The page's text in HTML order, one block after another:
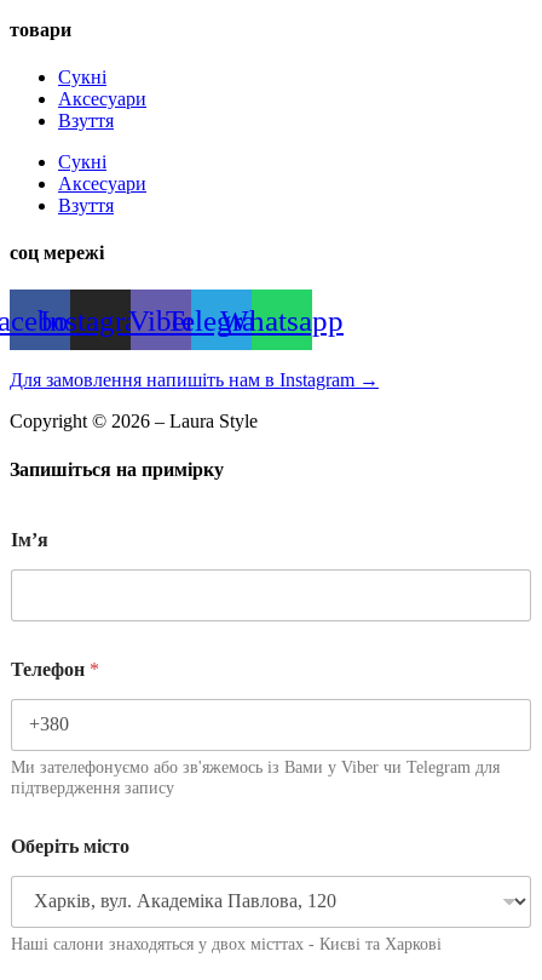
товари
Сукні
Аксесуари
Взуття
Сукні
Аксесуари
Взуття
соц мережі
InstagramViberTelegramWhatsapp
Для замовлення напишіть нам в Instagram →
Copyright © 2026 – Laura Style
Запишіться на примірку
Імʼя
Телефон *
Ми зателефонуємо або зв'яжемось із Вами у Viber чи Telegram для
підтвердження запису
Оберіть місто
Наші салони знаходяться у двох місттах - Києві та Харкові